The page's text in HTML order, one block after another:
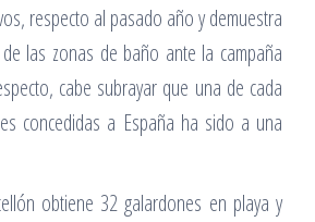
respecto al pasado año y demuestra
las zonas de baño ante la campaña
cabe subrayar que una de cada
concedidas a España ha sido a una
obtiene 32 galardones en playa y